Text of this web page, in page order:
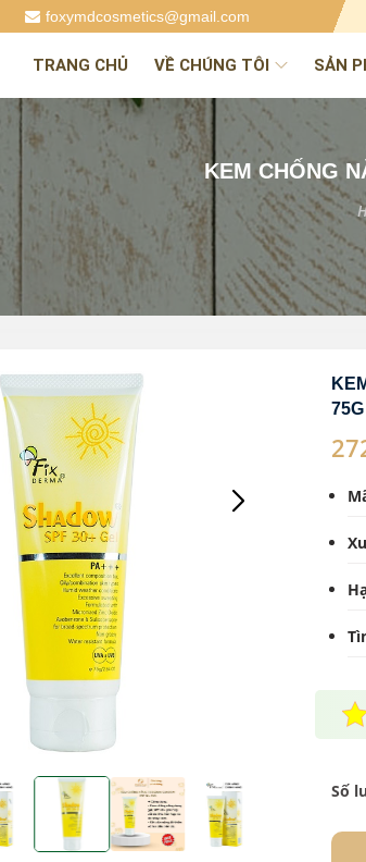
foxymdcosmetics@gmail.com
TRANG CHỦ VỀ CHÚNG TÔI SẢN
KEM CHỐNG
75G
Số